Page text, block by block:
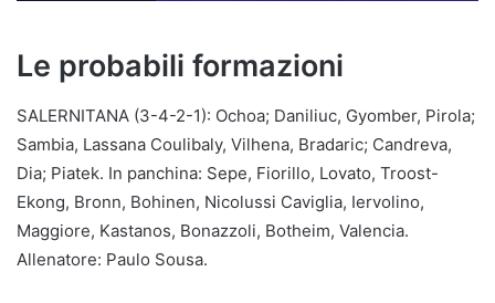
Le probabili formazioni
SALERNITANA (3-4-2-1): Ochoa; Daniliuc, Gyomber, Pirola;
Sambia, Lassana Coulibaly, Vilhena, Bradaric; Candreva,
Dia; Piatek. In panchina: Sepe, Fiorillo, Lovato, Troost-
Ekong, Bronn, Bohinen, Nicolussi Caviglia, Iervolino,
Maggiore, Kastanos, Bonazzoli, Botheim, Valencia.
Allenatore: Paulo Sousa.